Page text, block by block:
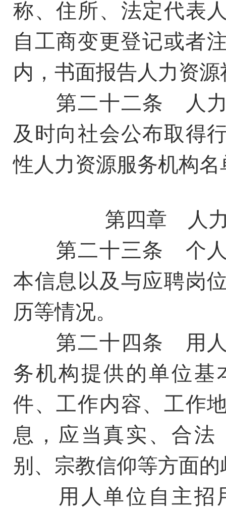
称、住所、法定代表
自工商变更登记或者
内，书面报告人力资
第二十二条 人力
及时向社会公布取得
性人力资源服务机构
第四章 人
第二十三条 个人
本信息以及与应聘岗
历等情况。
第二十四条 用人
务机构提供的单位基
件、工作内容、工作
息，应当真实、合法
别、宗教信仰等方面
用人单位自主招